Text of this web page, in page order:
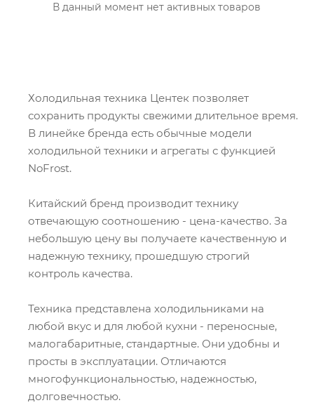
В данный момент нет активных товаров
Холодильная техника Центек позволяет
сохранить продукты свежими длительное время.
В линейке бренда есть обычные модели
холодильной техники и агрегаты с функцией
NoFrost.
Китайский бренд производит технику
отвечающую соотношению - цена-качество. За
небольшую цену вы получаете качественную и
надежную технику, прошедшую строгий
контроль качества.
Техника представлена холодильниками на
любой вкус и для любой кухни - переносные,
малогабаритные, стандартные. Они удобны и
просты в эксплуатации. Отличаются
многофункциональностью, надежностью,
долговечностью.